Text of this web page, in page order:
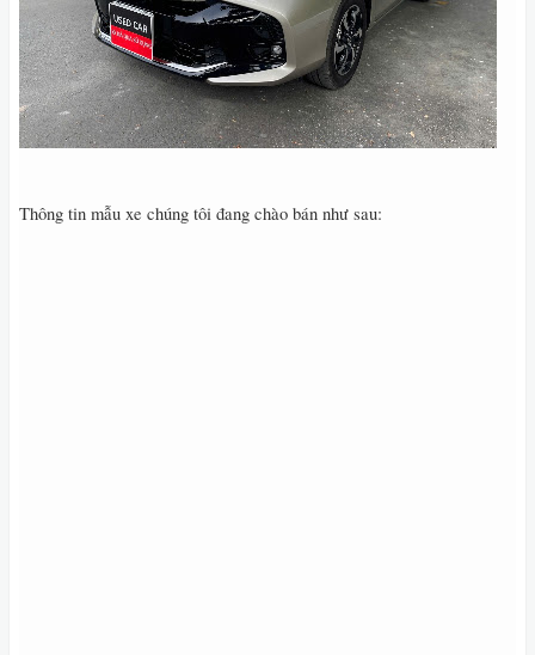
Thông tin mẫu xe chúng tôi đang chào bán như sau: